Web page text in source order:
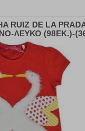
RUIZ DE LA
ΛΕΥΚΟ (98ΕΚ.)-